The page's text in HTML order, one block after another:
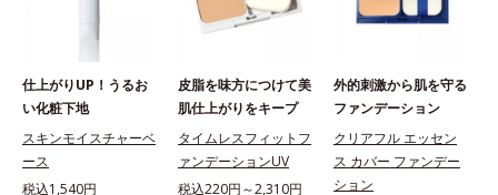
仕上がりUP！うるお
い化粧下地
スキンモイスチャーベ
ース
税込1,540円
皮脂を味方につけて美
肌仕上がりをキープ
タイムレスフィットフ
ァンデーションUV
税込220円～2,310円
外的刺激から肌を守る
ファンデーション
クリアフル エッセン
ス カバー ファンデー
ション